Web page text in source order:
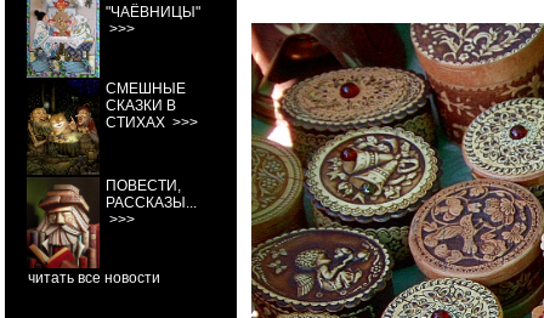
"ЧАЁВНИЦЫ"
>>>
СМЕШНЫЕ
СКАЗКИ В
СТИХАХ >>>
ПОВЕСТИ,
РАССКАЗЫ...
>>>
читать все новости